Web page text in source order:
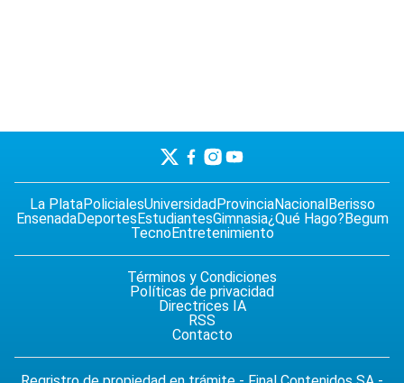
La PlataPolicialesUniversidadProvinciaNacionalBerisso
EnsenadaDeportesEstudiantesGimnasia¿Qué Hago?Begum
TecnoEntretenimiento
Términos y Condiciones
Políticas de privacidad
Directrices IA
RSS
Contacto